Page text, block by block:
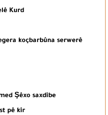
Kurd
koçbarbûna serwerê
Şêxo saxdibe
pê kir